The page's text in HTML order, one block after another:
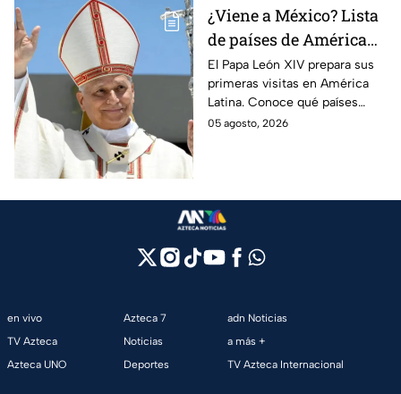
¿Viene a México? Lista
de países de América
Latina que el Papa León
XIV visitará
El Papa León XIV prepara sus
primeras visitas en América
Latina. Conoce qué países
están en su agenda y si
05 agosto, 2026
en vivo
TV Azteca
Azteca UNO
Azteca 7
Noticias
Deportes
adn Noticias
a más +
TV Azteca Internacional